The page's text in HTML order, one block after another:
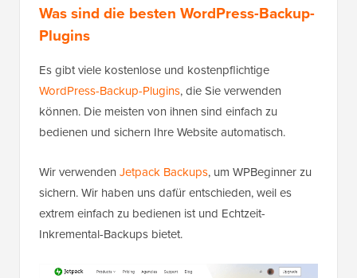
Was sind die besten WordPress-Backup-
Plugins
Es gibt viele kostenlose und kostenpflichtige
WordPress-Backup-Plugins, die Sie verwenden
können. Die meisten von ihnen sind einfach zu
bedienen und sichern Ihre Website automatisch.
Wir verwenden Jetpack Backups, um WPBeginner zu
sichern. Wir haben uns dafür entschieden, weil es
extrem einfach zu bedienen ist und Echtzeit-
Inkremental-Backups bietet.